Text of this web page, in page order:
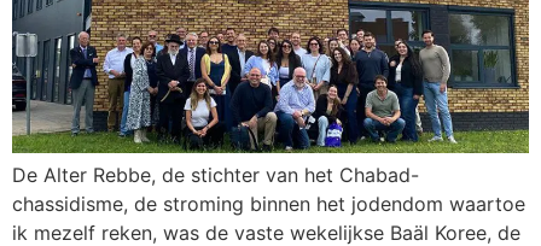
De Alter Rebbe, de stichter van het Chabad-
chassidisme, de stroming binnen het jodendom waartoe
ik mezelf reken, was de vaste wekelijkse Baäl Koree, de